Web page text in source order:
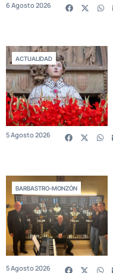
6 Agosto 2026
ACTUALIDAD
5 Agosto 2026
BARBASTRO-MONZÓN
5 Agosto 2026